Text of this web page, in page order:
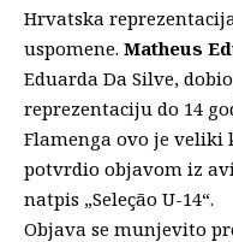
Hrvatska
uspomene. Matheus
Eduarda Da Silve,
reprezentaciju do 14
Flamenga ovo je veliki
potvrdio objavom iz
natpis „Seleção U-14“.
Objava se munjevito